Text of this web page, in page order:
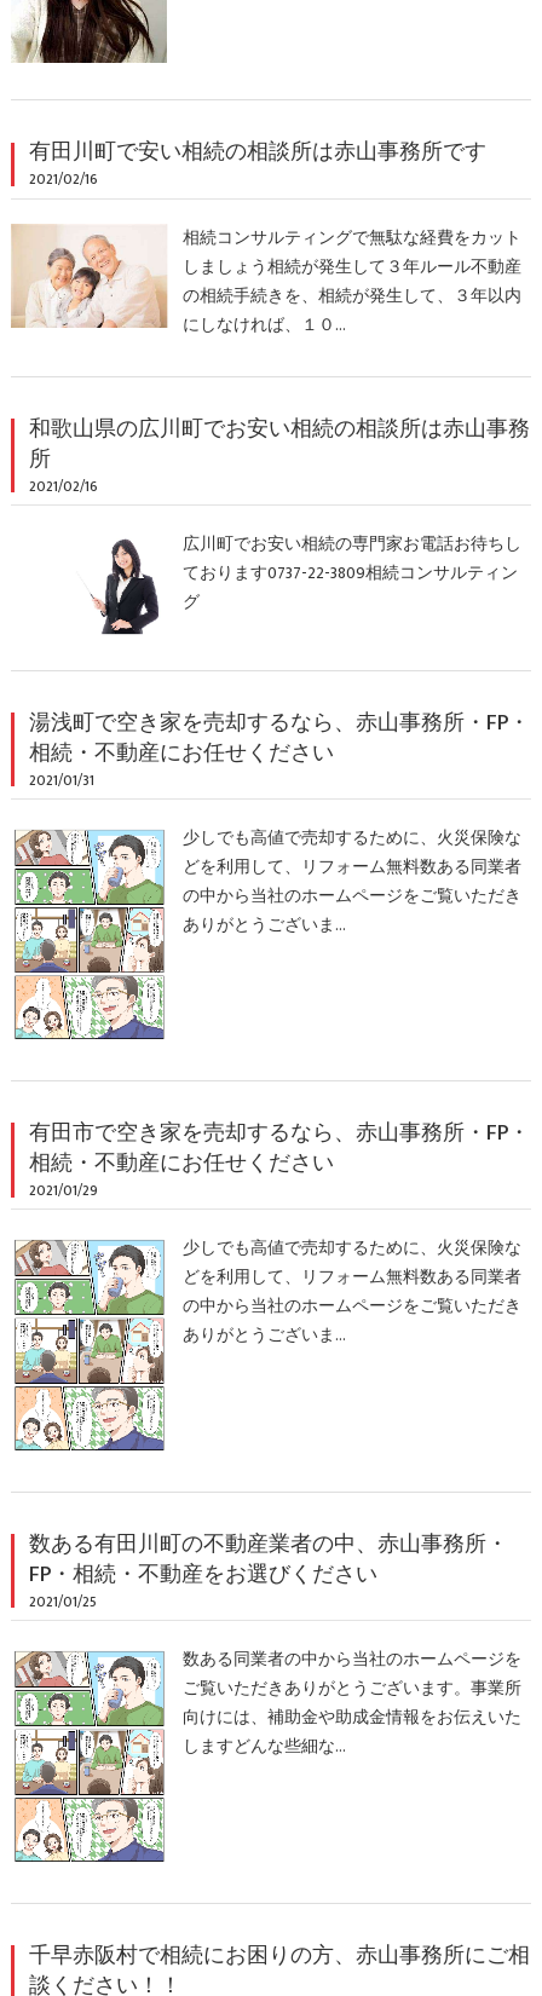
有田川町で安い相続の相談所は赤山事務所です
2021/02/16
相続コンサルティングで無駄な経費をカット
しましょう相続が発生して３年ルール不動産
の相続手続きを、相続が発生して、３年以内
にしなければ、１０…
和歌山県の広川町でお安い相続の相談所は赤山事務
所
2021/02/16
広川町でお安い相続の専門家お電話お待ちし
ております0737-22-3809相続コンサルティン
グ
湯浅町で空き家を売却するなら、赤山事務所・FP・
相続・不動産にお任せください
2021/01/31
少しでも高値で売却するために、火災保険な
どを利用して、リフォーム無料数ある同業者
の中から当社のホームページをご覧いただき
ありがとうございま…
有田市で空き家を売却するなら、赤山事務所・FP・
相続・不動産にお任せください
2021/01/29
少しでも高値で売却するために、火災保険な
どを利用して、リフォーム無料数ある同業者
の中から当社のホームページをご覧いただき
ありがとうございま…
数ある有田川町の不動産業者の中、赤山事務所・
FP・相続・不動産をお選びください
2021/01/25
数ある同業者の中から当社のホームページを
ご覧いただきありがとうございます。事業所
向けには、補助金や助成金情報をお伝えいた
しますどんな些細な…
千早赤阪村で相続にお困りの方、赤山事務所にご相
談ください！！